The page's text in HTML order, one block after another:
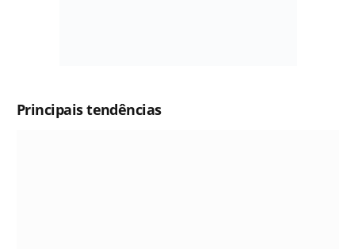
Principais tendências